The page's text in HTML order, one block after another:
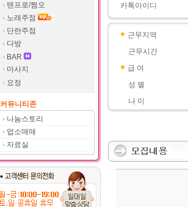
텐프로/쩜오
노래주점
단란주점
다방
BAR
마사지
요정
커뮤니티존
나눔스토리
업소매매
자료실
카톡아이디
근무지역
근무시간
급 여
성 별
나 이